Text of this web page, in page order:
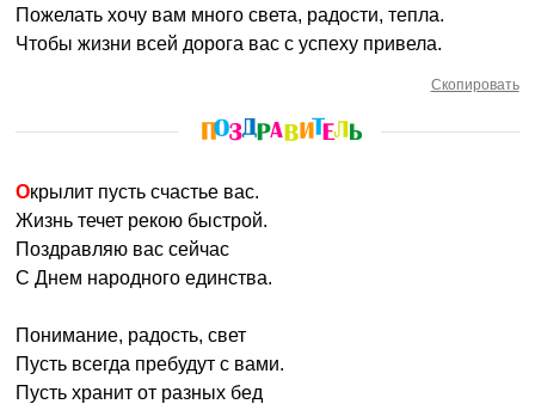
Пожелать хочу вам много света, радости, тепла.
Чтобы жизни всей дорога вас с успеху привела.
Скопировать
Окрылит пусть счастье вас.
Жизнь течет рекою быстрой.
Поздравляю вас сейчас
С Днем народного единства.
Понимание, радость, свет
Пусть всегда пребудут с вами.
Пусть хранит от разных бед